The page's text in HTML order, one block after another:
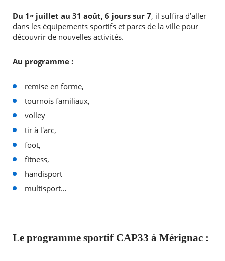
Du 1ᵉʳ juillet au 31 août, 6 jours sur 7, il suffira d’aller
dans les équipements sportifs et parcs de la ville pour
découvrir de nouvelles activités.
Au programme :
remise en forme,
tournois familiaux,
volley
tir à l'arc,
foot,
fitness,
handisport
multisport…
Le programme sportif CAP33 à Mérignac :